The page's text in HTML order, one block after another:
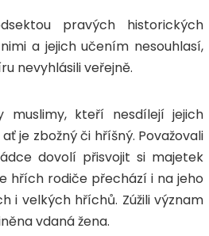
pravých historických
a jejich učením nesouhlasí,
nevyhlásili veřejně.
muslimy, kteří nesdílejí jejich
je zbožný či hříšný. Považovali
dovolí přisvojit si majetek
hřích rodiče přechází i na jeho
i velkých hříchů. Zúžili význam
vdaná žena.